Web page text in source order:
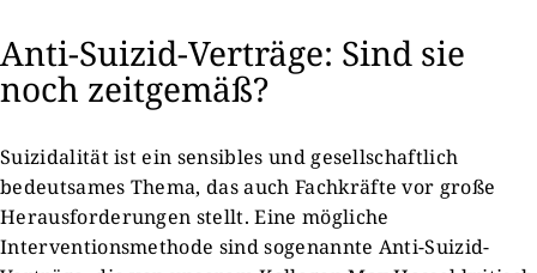
Anti-Suizid-Verträge: Sind sie
noch zeitgemäß?
Suizidalität ist ein sensibles und gesellschaftlich
bedeutsames Thema, das auch Fachkräfte vor große
Herausforderungen stellt. Eine mögliche
Interventionsmethode sind sogenannte Anti-Suizid-